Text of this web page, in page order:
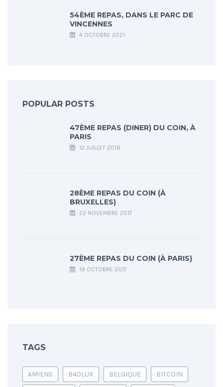
54ÈME REPAS, DANS LE PARC DE
VINCENNES
4 OCTOBRE 2021
POPULAR POSTS
47ÈME REPAS (DINER) DU COIN, À
PARIS
12 JUILLET 2019
28ÈME REPAS DU COIN (À
BRUXELLES)
22 NOVEMBRE 2017
27ÈME REPAS DU COIN (À PARIS)
19 OCTOBRE 2017
TAGS
AMIENS B40LUX BELGIQUE BITCOIN